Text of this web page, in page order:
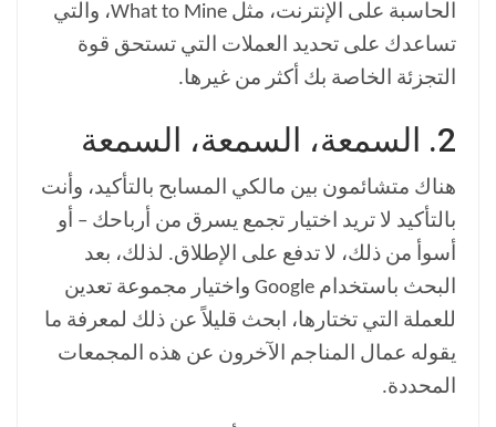
الحاسبة على الإنترنت، مثل What to Mine، والتي
تساعدك على تحديد العملات التي تستحق قوة
التجزئة الخاصة بك أكثر من غيرها.
2. السمعة، السمعة، السمعة
هناك متشائمون بين مالكي المسابح بالتأكيد، وأنت
بالتأكيد لا تريد اختيار تجمع يسرق من أرباحك – أو
أسوأ من ذلك، لا تدفع على الإطلاق. لذلك، بعد
البحث باستخدام Google واختيار مجموعة تعدين
للعملة التي تختارها، ابحث قليلاً عن ذلك لمعرفة ما
يقوله عمال المناجم الآخرون عن هذه المجمعات
المحددة.